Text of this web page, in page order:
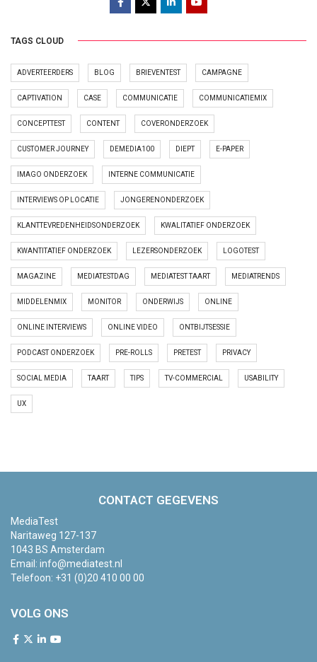
TAGS CLOUD
ADVERTEERDERS BLOG BRIEVENTEST CAMPAGNE
CAPTIVATION CASE COMMUNICATIE COMMUNICATIEMIX
CONCEPTTEST CONTENT COVERONDERZOEK
CUSTOMER JOURNEY DEMEDIA100 DIEPT E-PAPER
IMAGO ONDERZOEK INTERNE COMMUNICATIE
INTERVIEWS OP LOCATIE JONGERENONDERZOEK
KLANTTEVREDENHEIDSONDERZOEK KWALITATIEF ONDERZOEK
KWANTITATIEF ONDERZOEK LEZERSONDERZOEK LOGOTEST
MAGAZINE MEDIATESTDAG MEDIATEST TAART MEDIATRENDS
MIDDELENMIX MONITOR ONDERWIJS ONLINE
ONLINE INTERVIEWS ONLINE VIDEO ONTBIJTSESSIE
PODCAST ONDERZOEK PRE-ROLLS PRETEST PRIVACY
SOCIAL MEDIA TAART TIPS TV-COMMERCIAL USABILITY
UX
CONTACT GEGEVENS
MediaTest
Naritaweg 127-137
1043 BS Amsterdam
Email: info@mediatest.nl
Telefoon: +31 (0)20 410 00 00
VOLG ONS